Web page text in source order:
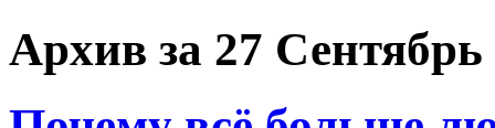
Архив за 27 Сентябрь